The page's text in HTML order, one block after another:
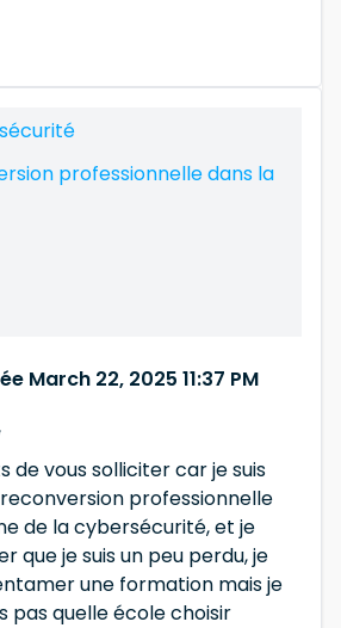
professionnelle dans la
March 22, 2025 11:37 PM
de vous solliciter car je suis
professionnelle
de la cybersécurité, et je
que je suis un peu perdu, je
une formation mais je
pas quelle école choisir